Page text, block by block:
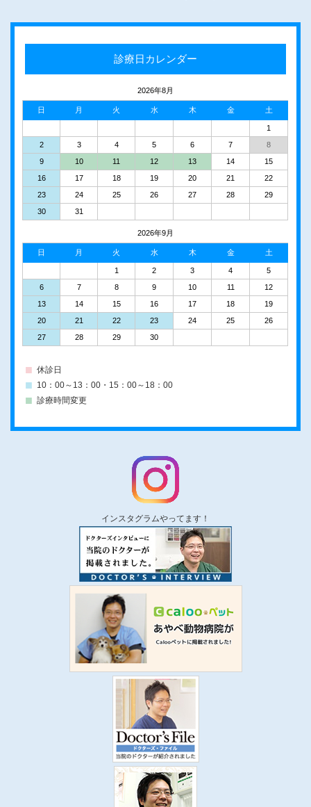
診療日カレンダー
2026年8月
日 月 火 水 木 金 土
1
2
3 4 5 6 7
8
9
10 11 12 13 14
15
16
17 18 19 20 21
22
23
24 25 26 27 28
29
30
31
2026年9月
日 月 火 水 木 金 土
1 2 3 4
5
6
7 8 9 10 11
12
13
14 15 16 17 18
19
20
21 22 23 24 25
26
27
28 29 30
休診日
10：00～13：00・15：00～18：00
診療時間変更
インスタグラムやってます！